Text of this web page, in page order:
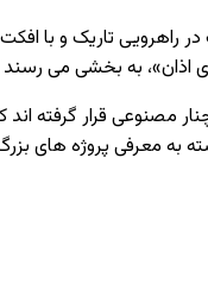
راهرویی تاریک و با
به بخشی می ‌رسند
مصنوعی قرار گرفته
معرفی پروژه‌ های